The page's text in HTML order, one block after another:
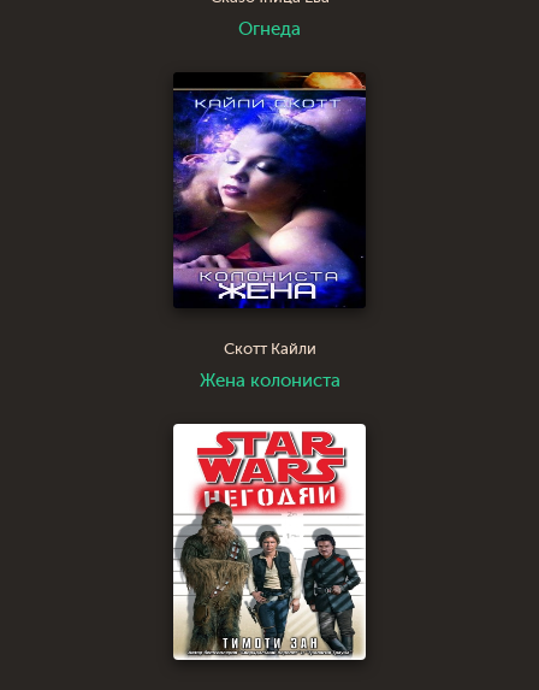
Огнеда
Скотт Кайли
Жена колониста